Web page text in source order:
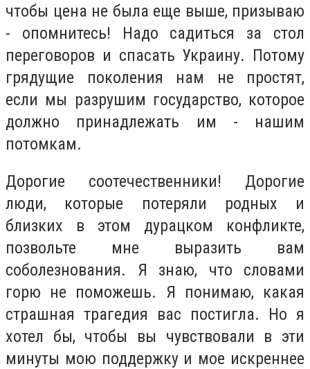
чтобы цена не была еще выше, призываю
- опомнитесь! Надо садиться за стол
переговоров и спасать Украину. Потому
грядущие поколения нам не простят,
если мы разрушим государство, которое
должно принадлежать им - нашим
потомкам.
Дорогие соотечественники! Дорогие
люди, которые потеряли родных и
близких в этом дурацком конфликте,
позвольте мне выразить вам
соболезнования. Я знаю, что словами
горю не поможешь. Я понимаю, какая
страшная трагедия вас постигла. Но я
хотел бы, чтобы вы чувствовали в эти
минуты мою поддержку и мое искреннее